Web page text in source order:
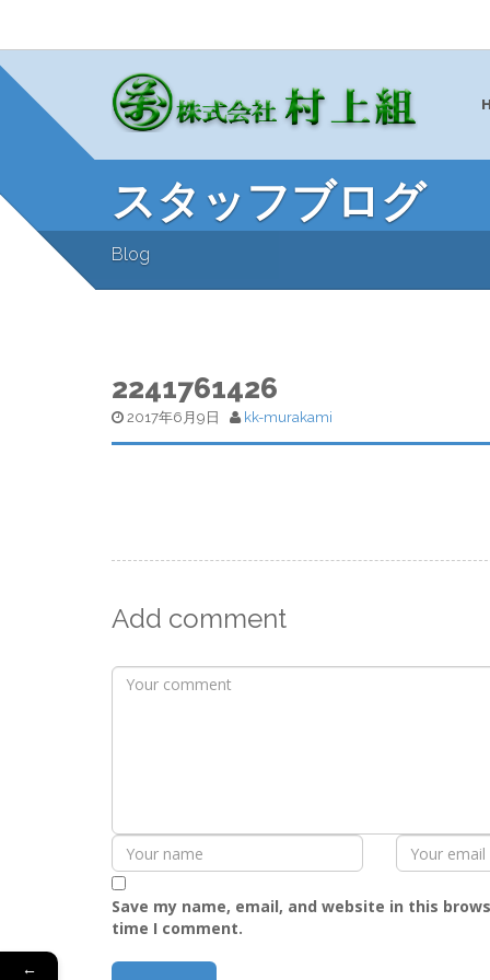
スタッフブログ
Blog
2241761426
2017年6月9日 kk-murakami
Add comment
Save my name, email, and website in this
time I comment.
←